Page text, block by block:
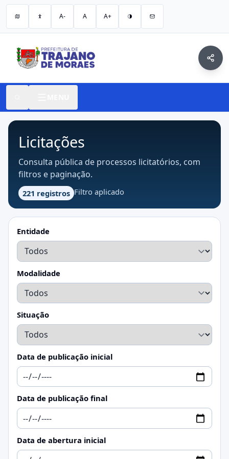
A- A A+
Licitações
Consulta pública de processos licitatórios, com
filtros e paginação.
221 registros Filtro aplicado
Entidade
Modalidade
Situação
Data de publicação inicial
Data de publicação final
Data de abertura inicial